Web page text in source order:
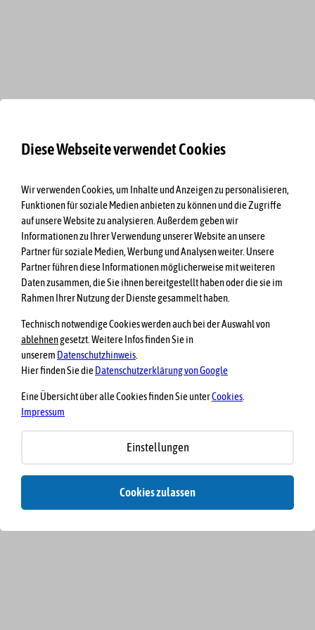
Diese Webseite verwendet Cookies
Wir verwenden Cookies, um Inhalte und Anzeigen zu personalisieren,
Funktionen für soziale Medien anbieten zu können und die Zugriffe
auf unsere Website zu analysieren. Außerdem geben wir
Informationen zu Ihrer Verwendung unserer Website an unsere
Partner für soziale Medien, Werbung und Analysen weiter. Unsere
Partner führen diese Informationen möglicherweise mit weiteren
Daten zusammen, die Sie ihnen bereitgestellt haben oder die sie im
Rahmen Ihrer Nutzung der Dienste gesammelt haben.
Technisch notwendige Cookies werden auch bei der Auswahl von
ablehnengesetzt. Weitere Infos finden Sie in
unserem Datenschutzhinweis
Hier finden Sie dieDatenschutzerklärung von Google
Eine Übersicht über alle Cookies finden Sie unterCookies
Impressum
Einstellungen
Cookies zulassen